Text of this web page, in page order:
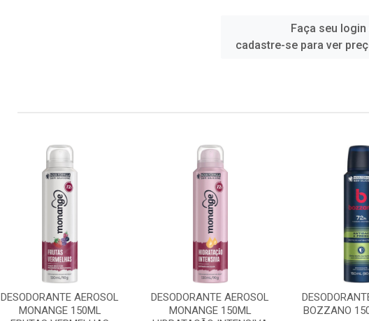
Faça seu login
cadastre-se para ver
DESODORANTE AEROSOL
MONANGE 150ML
DESODORANTE AEROSOL
MONANGE 150ML
BOZZANO